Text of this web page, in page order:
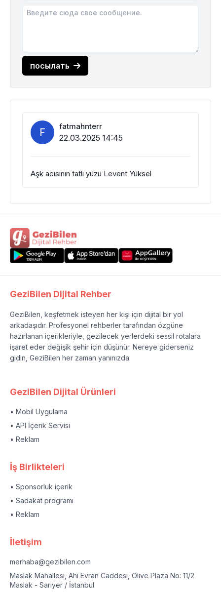
посылать
F fatmahnterr
22.03.2025 14:45
Aşk acısının tatlı yüzü Levent Yüksel
GeziBilen Dijital Rehber
GeziBilen, keşfetmek isteyen her kişi için dijital bir yol
arkadaşıdır. Profesyonel rehberler tarafından özgüne
hazırlanan içerikleriyle, gezilecek yerlerdeki sessil rotalara
işaret eder değişik şehir için düşünür. Nereye giderseniz
gidin, GeziBilen her zaman yanınızda.
GeziBilen Dijital Ürünleri
• Mobil Uygulama
• API İçerik Servisi
• Reklam
İş Birlikteleri
• Sponsorluk içerik
• Sadakat programı
• Reklam
İletişim
merhaba@gezibilen.com
Maslak Mahallesi, Ahi Evran Caddesi, Olive Plaza No: 11/2
Maslak - Sarıyer / İstanbul